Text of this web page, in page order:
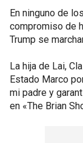
En ninguno de
compromiso de
Trump se
La hija de Lai,
Estado Marco
mi padre y
en «The Brian